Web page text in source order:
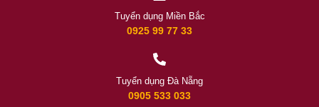
Tuyển dụng Miền Bắc
0925 99 77 33
Tuyển dụng Đà Nẵng
0905 533 033